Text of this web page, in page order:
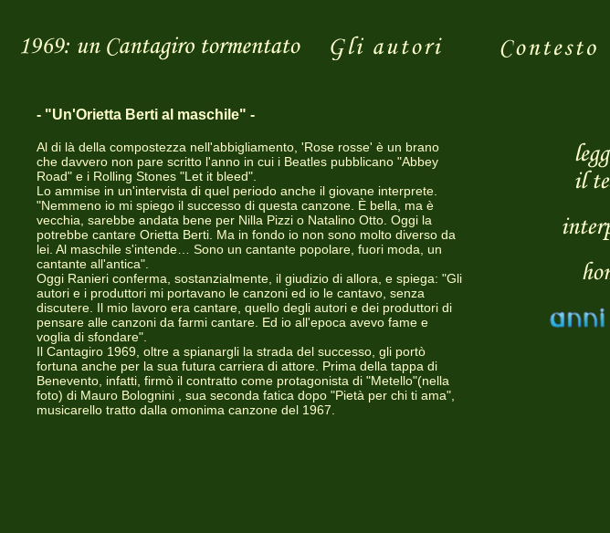
- "Un'Orietta Berti al maschile" -
Al di là della compostezza nell'abbigliamento, 'Rose rosse' è un brano
che davvero non pare scritto l'anno in cui i Beatles pubblicano "Abbey
Road" e i Rolling Stones "Let it bleed".
Lo ammise in un'intervista di quel periodo anche il giovane interprete.
"Nemmeno io mi spiego il successo di questa canzone. È bella, ma è
vecchia, sarebbe andata bene per Nilla Pizzi o Natalino Otto. Oggi la
potrebbe cantare Orietta Berti. Ma in fondo io non sono molto diverso da
lei. Al maschile s'intende… Sono un cantante popolare, fuori moda, un
cantante all'antica".
Oggi Ranieri conferma, sostanzialmente, il giudizio di allora, e spiega: "Gli
autori e i produttori mi portavano le canzoni ed io le cantavo, senza
discutere. Il mio lavoro era cantare, quello degli autori e dei produttori di
pensare alle canzoni da farmi cantare. Ed io all'epoca avevo fame e
voglia di sfondare".
Il Cantagiro 1969, oltre a spianargli la strada del successo, gli portò
fortuna anche per la sua futura carriera di attore. Prima della tappa di
Benevento, infatti, firmò il contratto come protagonista di "Metello"(nella
foto) di Mauro Bolognini , sua seconda fatica dopo "Pietà per chi ti ama",
musicarello tratto dalla omonima canzone del 1967.